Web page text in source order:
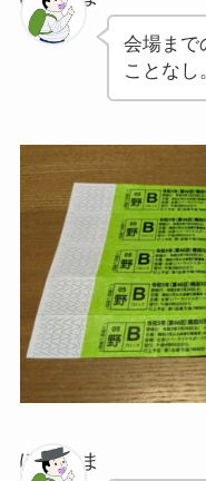
会場まで
ことなし
ぽちゃま